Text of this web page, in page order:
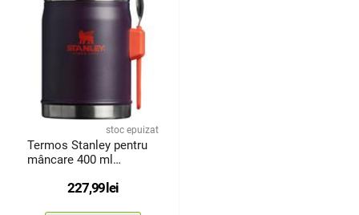
stoc epuizat
Termos Stanley pentru
mâncare 400 ml
227,99lei